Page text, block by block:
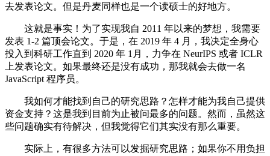
去发表论文。但是丹麦同样也是一个读硕士的好地方。
这就是事实！为了实现我自 2011 年以来的梦想，我需要
发表 1-2 篇顶会论文。于是，在 2019 年 4 月，我决定全身心
投入到科研工作直到 2020 年 1月，力争在 NeurIPS 或者 ICLR
上发表论文。如果最终还是没有成功，那我就会去做一名
JavaScript 程序员。
我如何才能找到自己的研究思路？怎样才能为我自己提供
资金支持？这是我到目前为止被问最多的问题。然而，虽然这
些问题确实有待解决，但我觉得它们其实没有那么重要。
实际上，有很多方法可以发掘研究思路；如果你不用负担